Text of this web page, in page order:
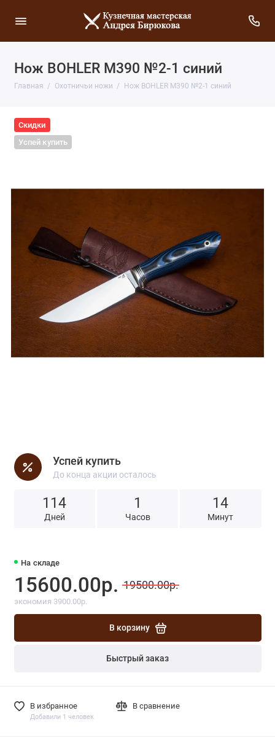
Нож BOHLER M390 №2-1 синий
Главная Охотничьи ножи Нож BOHLER M390 №2-1 синий
Скидки
Успей купить
Успей купить
До конца акции осталось
114
Дней
1
Часов
14
Минут
На складе
15600.00р. 19500.00р.
экономия 3900.00р.
В корзину
Быстрый заказ
В избранное
Добавили 1 человек
В сравнение